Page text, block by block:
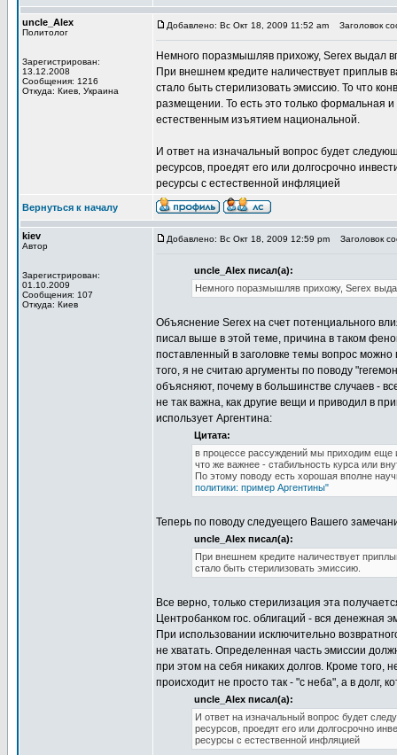
uncle_Alex
Политолог
Зарегистрирован:
13.12.2008
Сообщения: 1216
Откуда: Киев, Украина
Добавлено: Вс Окт 18, 2009 11:52 am Заголовок
Немного поразмышляв прихожу, Serex выдал
При внешнем кредите наличествует приплыв
стало быть стерилизовать эмиссию. То что
размещении. То есть это только формальная
естественным изъятием национальной.
И ответ на изначальный вопрос будет
ресурсов, проедят его или долгосрочно
ресурсы с естественной инфляцией
Вернуться к началу
kiev
Автор
Зарегистрирован:
01.10.2009
Сообщения: 107
Откуда: Киев
Добавлено: Вс Окт 18, 2009 12:59 pm Заголовок
uncle_Alex писал(а):
Немного поразмышляв прихожу, Serex
Объяснение Serex на счет потенциального
писал выше в этой теме, причина в таком
поставленный в заголовке темы вопрос можно
того, я не считаю аргументы по поводу
объясняют, почему в большинстве случаев -
не так важна, как другие вещи и приводил в
использует Аргентина:
Цитата:
в процессе рассуждений мы приходим еще
что же важнее - стабильность курса или
По этому поводу есть хорошая вполне
политики: пример Аргентины"
Теперь по поводу следуещего Вашего
uncle_Alex писал(а):
При внешнем кредите наличествует
стало быть стерилизовать эмиссию.
Все верно, только стерилизация эта
Центробанком гос. облигаций - вся денежная
При использовании исключительно
не хватать. Определенная часть эмиссии
при этом на себя никаких долгов. Кроме
происходит не просто так - "с неба", а в долг,
uncle_Alex писал(а):
И ответ на изначальный вопрос будет
ресурсов, проедят его или долгосрочно
ресурсы с естественной инфляцией